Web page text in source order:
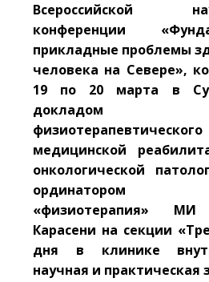
Всероссийской
конференции
прикладные проблемы
человека на Севере»,
19 по 20 марта в
докладом
медицинской
онкологической
ординатором
«физиотерапия»
Карасени на секции
дня в клинике
научная и практическая